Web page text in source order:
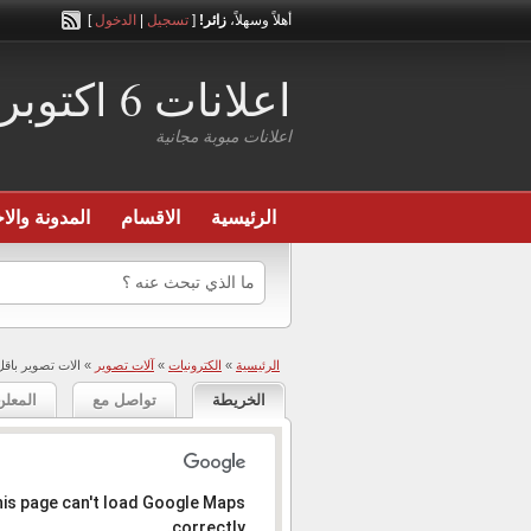
أهلاً وسهلاً، زائر! [ تسجيل الدخول ]
اعلانات 6 اكتوبر
اعلانات مبوبة مجانية
الرئيسية الاقسام المدونة
الرئيسية » الكترونيات » آلات تصوير » الات تصوير
الخريطة تواصل مع
page can't load Google Maps
المعذرة، العنوان عير موجود .